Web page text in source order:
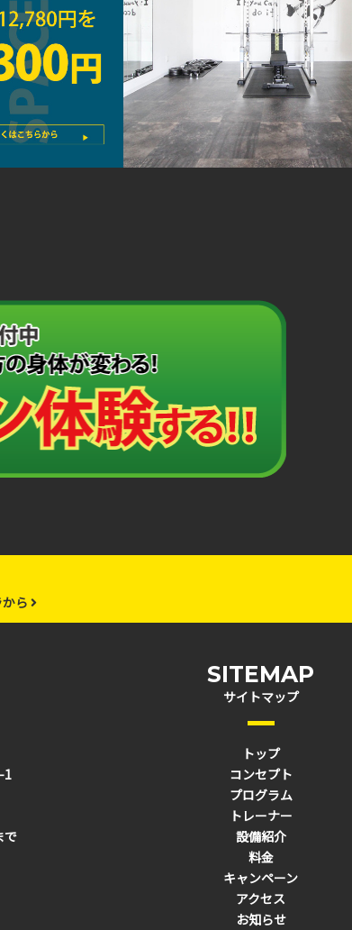
ら
1
で
SITEMAP
サイトマップ
トップ
コンセプト
プログラム
トレーナー
設備紹介
料金
キャンペーン
アクセス
お知らせ